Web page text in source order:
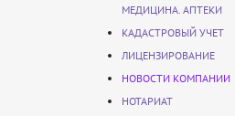
МЕДИЦИНА. АПТЕКИ
КАДАСТРОВЫЙ УЧЕТ
ЛИЦЕНЗИРОВАНИЕ
НОВОСТИ КОМПАНИИ
НОТАРИАТ